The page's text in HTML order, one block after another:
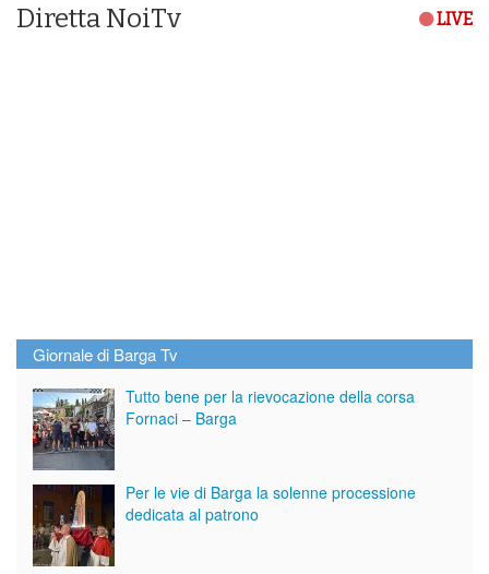
Diretta NoiTv LIVE
Giornale di Barga Tv
Tutto bene per la rievocazione della corsa
Fornaci – Barga
Per le vie di Barga la solenne processione
dedicata al patrono